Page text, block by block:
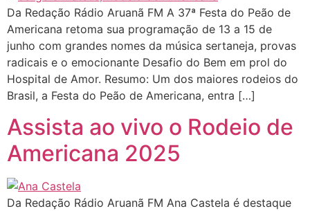
Da Redação Rádio Aruanã FM A 37ª Festa do Peão de
Americana retoma sua programação de 13 a 15 de
junho com grandes nomes da música sertaneja, provas
radicais e o emocionante Desafio do Bem em prol do
Hospital de Amor. Resumo: Um dos maiores rodeios do
Brasil, a Festa do Peão de Americana, entra […]
Assista ao vivo o Rodeio de
Americana 2025
Da Redação Rádio Aruanã FM Ana Castela é destaque